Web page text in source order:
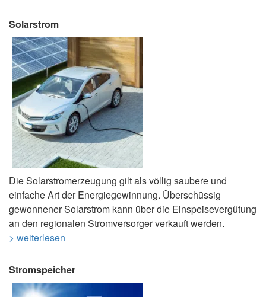
Solarstrom
Die Solarstromerzeugung gilt als völlig saubere und
einfache Art der Energiegewinnung. Überschüssig
gewonnener Solarstrom kann über die Einspeisevergütung
an den regionalen Stromversorger verkauft werden.
> weiterlesen
Stromspeicher